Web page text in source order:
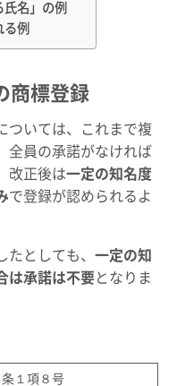
名」の例
る例
商標登録
ついては、これまで複
全員の承諾がなければ
改正後は一定の知名度
で登録が認められるよ
たとしても、 一定の知
は承諾は不要となりま
１項８号